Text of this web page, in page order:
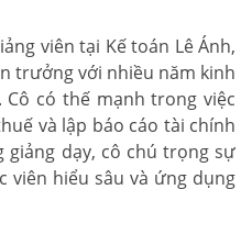
viên tại Kế toán Lê Ánh,
trưởng với nhiều năm kinh
có thế mạnh trong việc
và lập báo cáo tài chính
giảng dạy, cô chú trọng sự
viên hiểu sâu và ứng dụng